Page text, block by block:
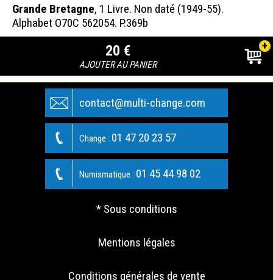
Grande Bretagne, 1 Livre. Non daté (1949-55).
Alphabet O70C 562054. P.369b
20 €
AJOUTER AU PANIER
+
contact@multi-change.com
Change : 01 47 20 23 57
Numismatique : 01 45 44 98 02
* Sous conditions
Mentions légales
Conditions générales de vente